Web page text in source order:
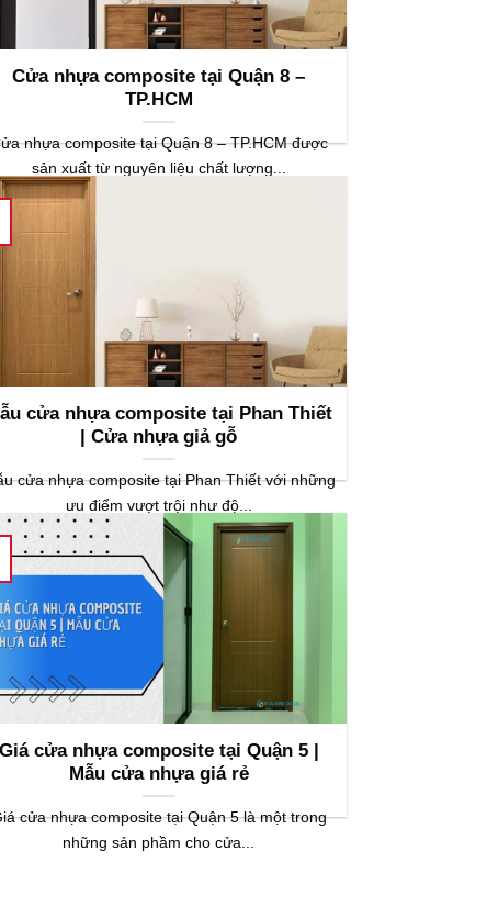
Cửa nhựa composite tại Quận 8 –
TP.HCM
nhựa composite tại Quận 8 – TP.HCM được
sản xuất từ nguyên liệu chất lượng...
cửa nhựa composite tại Phan Thiết
| Cửa nhựa giả gỗ
cửa nhựa composite tại Phan Thiết với những
ưu điểm vượt trội như độ...
Giá cửa nhựa composite tại Quận 5 |
Mẫu cửa nhựa giá rẻ
cửa nhựa composite tại Quận 5 là một trong
những sản phầm cho cửa...